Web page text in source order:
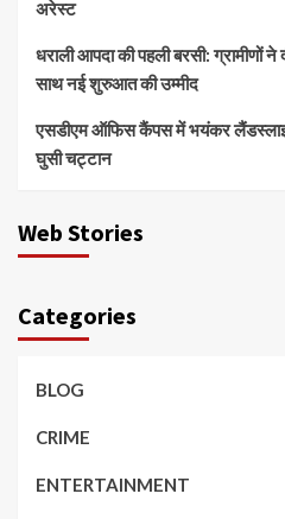
अरेस्ट
धराली आपदा की पहली बरसी: ग्रामीणों ने
साथ नई शुरुआत की उम्मीद
एसडीएम ऑफिस कैंपस में भयंकर
घुसी चट्टान
Web Stories
Categories
BLOG
CRIME
ENTERTAINMENT